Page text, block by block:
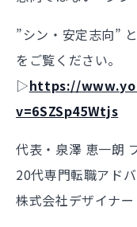
”シン・安定志向”
をご覧ください。
▷https://
v=6SZSp45Wtjs
代表・泉澤 恵一朗
20代専門転職アド
株式会社デザイナ